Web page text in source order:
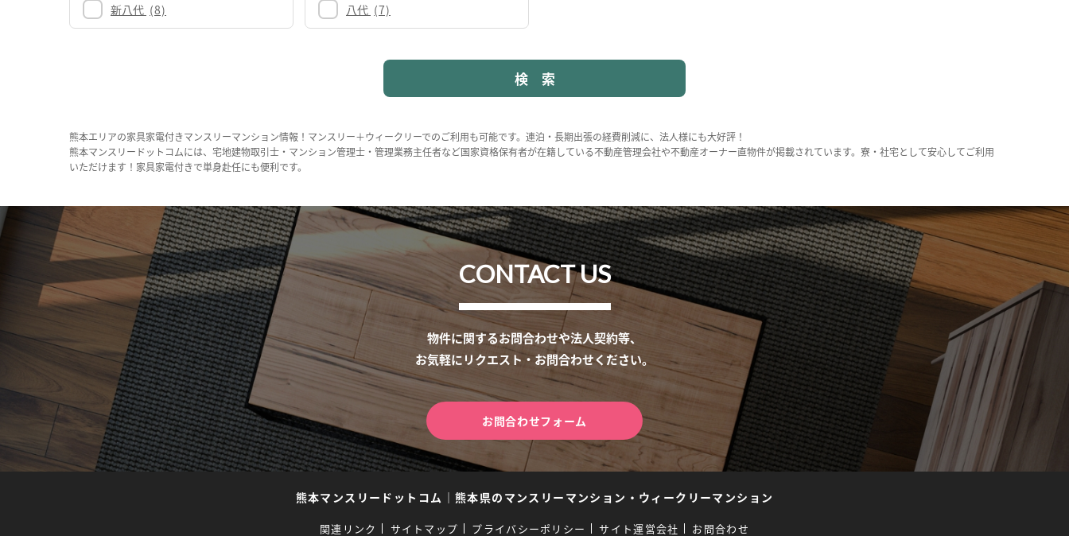
新八代 (8) 八代 (7)
熊本エリアの家具家電付きマンスリーマンション情報！マンスリー＋ウィークリーでのご利用も可能です。連泊・長期出張の経費削減に、法人様にも大好評！
熊本マンスリードットコムには、宅地建物取引士・マンション管理士・管理業務主任者など国家資格保有者が在籍している不動産管理会社や不動産オーナー直物件が掲載されています。寮・社宅として安心してご利用
いただけます！家具家電付きで単身赴任にも便利です。
CONTACT US
物件に関するお問合わせや法人契約等、
お気軽にリクエスト・お問合わせください。
お問合わせフォーム
熊本マンスリードットコム ｜ 熊本県のマンスリーマンション・ウィークリーマンション
関連リンク サイトマップ プライバシーポリシー サイト運営会社 お問合わせ